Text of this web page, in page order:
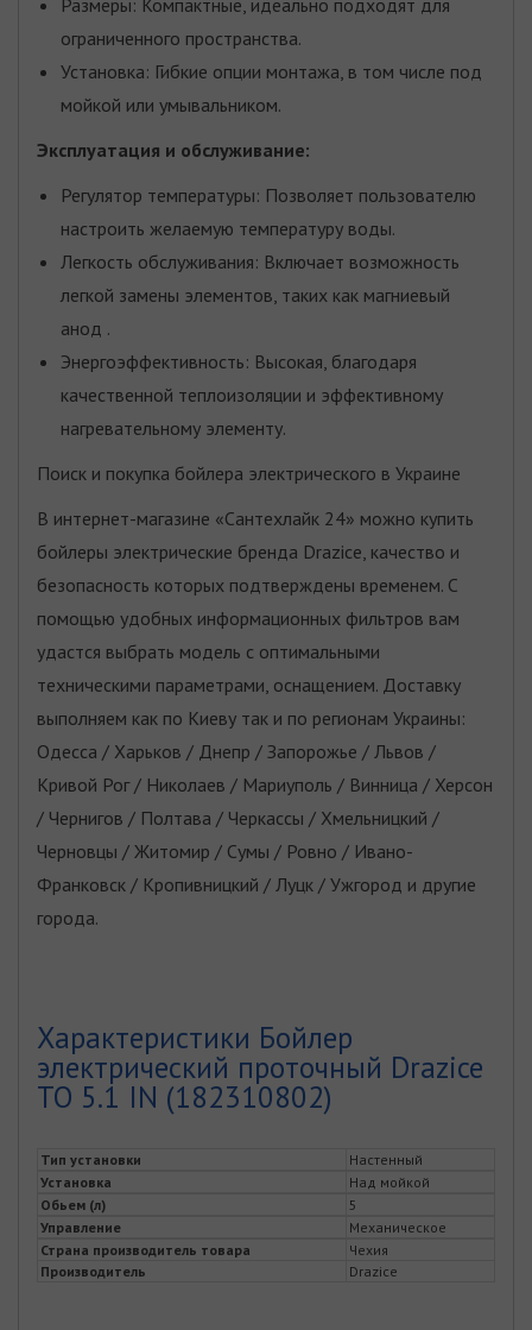
ограниченного пространства.
Установка: Гибкие опции монтажа, в том числе под
мойкой или умывальником.
Эксплуатация и обслуживание:
Регулятор температуры: Позволяет пользователю
настроить желаемую температуру воды.
Легкость обслуживания: Включает возможность
легкой замены элементов, таких как магниевый
анод .
Энергоэффективность: Высокая, благодаря
качественной теплоизоляции и эффективному
нагревательному элементу.
Поиск и покупка бойлера электрического в Украине
В интернет-магазине «Сантехлайк 24» можно купить
бойлеры электрические бренда Drazice, качество и
безопасность которых подтверждены временем. С
помощью удобных информационных фильтров вам
удастся выбрать модель с оптимальными
техническими параметрами, оснащением. Доставку
выполняем как по Киеву так и по регионам Украины:
Одесса / Харьков / Днепр / Запорожье / Львов /
Кривой Рог / Николаев / Мариуполь / Винница / Херсон
/ Чернигов / Полтава / Черкассы / Хмельницкий /
Черновцы / Житомир / Сумы / Ровно / Ивано-
Франковск / Кропивницкий / Луцк / Ужгород и другие
города.
Характеристики Бойлер
электрический проточный Drazice
TO 5.1 IN (182310802)
Тип установки
Настенный
Установка
Над мойкой
Обьем (л)
5
Управление
Механическое
Страна производитель товара
Чехия
Производитель
Drazice